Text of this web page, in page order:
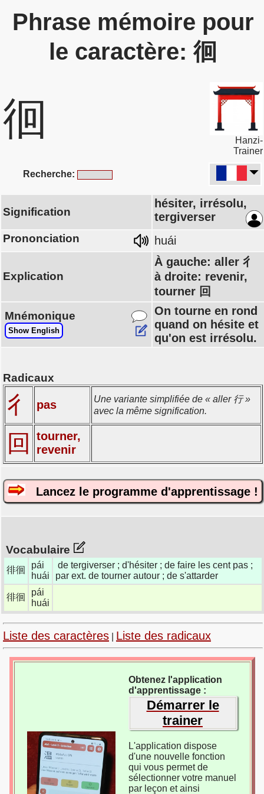
Phrase mémoire pour
le caractère: 徊
徊
Hanzi-
Trainer
Recherche:
Signification
hésiter, irrésolu,
tergiverser
Prononciation huái
Explication
À gauche: aller 彳
à droite: revenir,
tourner 回
Mnémonique
Show English
On tourne en rond
quand on hésite et
qu'on est irrésolu.
Radicaux
彳 pas
Une variante simplifiée de « aller 行 »
avec la même signification.
回
tourner,
revenir
Lancez le programme d'apprentissage !
Vocabulaire
徘徊
pái
huái
de tergiverser ; d'hésiter ; de faire les cent pas ;
par ext. de tourner autour ; de s'attarder
徘徊
pái
huái
Liste des caractères Liste des radicaux
Obtenez l'application
d'apprentissage :
Démarrer le
trainer
L'application dispose
d'une nouvelle fonction
qui vous permet de
sélectionner votre manuel
par leçon et ainsi